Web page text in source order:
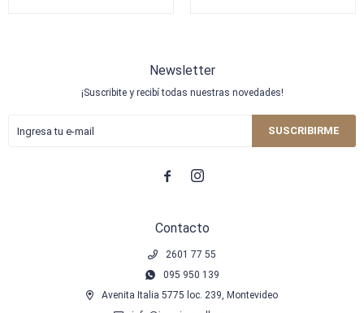
Contacto
2601 77 55
095 950 139
Avenita Italia 5775 loc. 239, Montevideo
Newsletter
¡Suscribite y recibí todas nuestras novedades!
SUSCRIBIRME
 